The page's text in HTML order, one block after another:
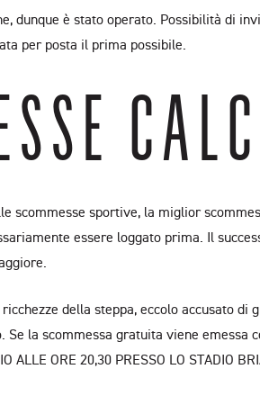
dunque è stato operato. Possibilità di
per posta il prima possibile.
scommesse sportive, la miglior
essere loggato prima. Il
della steppa, eccolo accusato
la scommessa gratuita viene emessa
ALLE ORE 20,30 PRESSO LO STADIO